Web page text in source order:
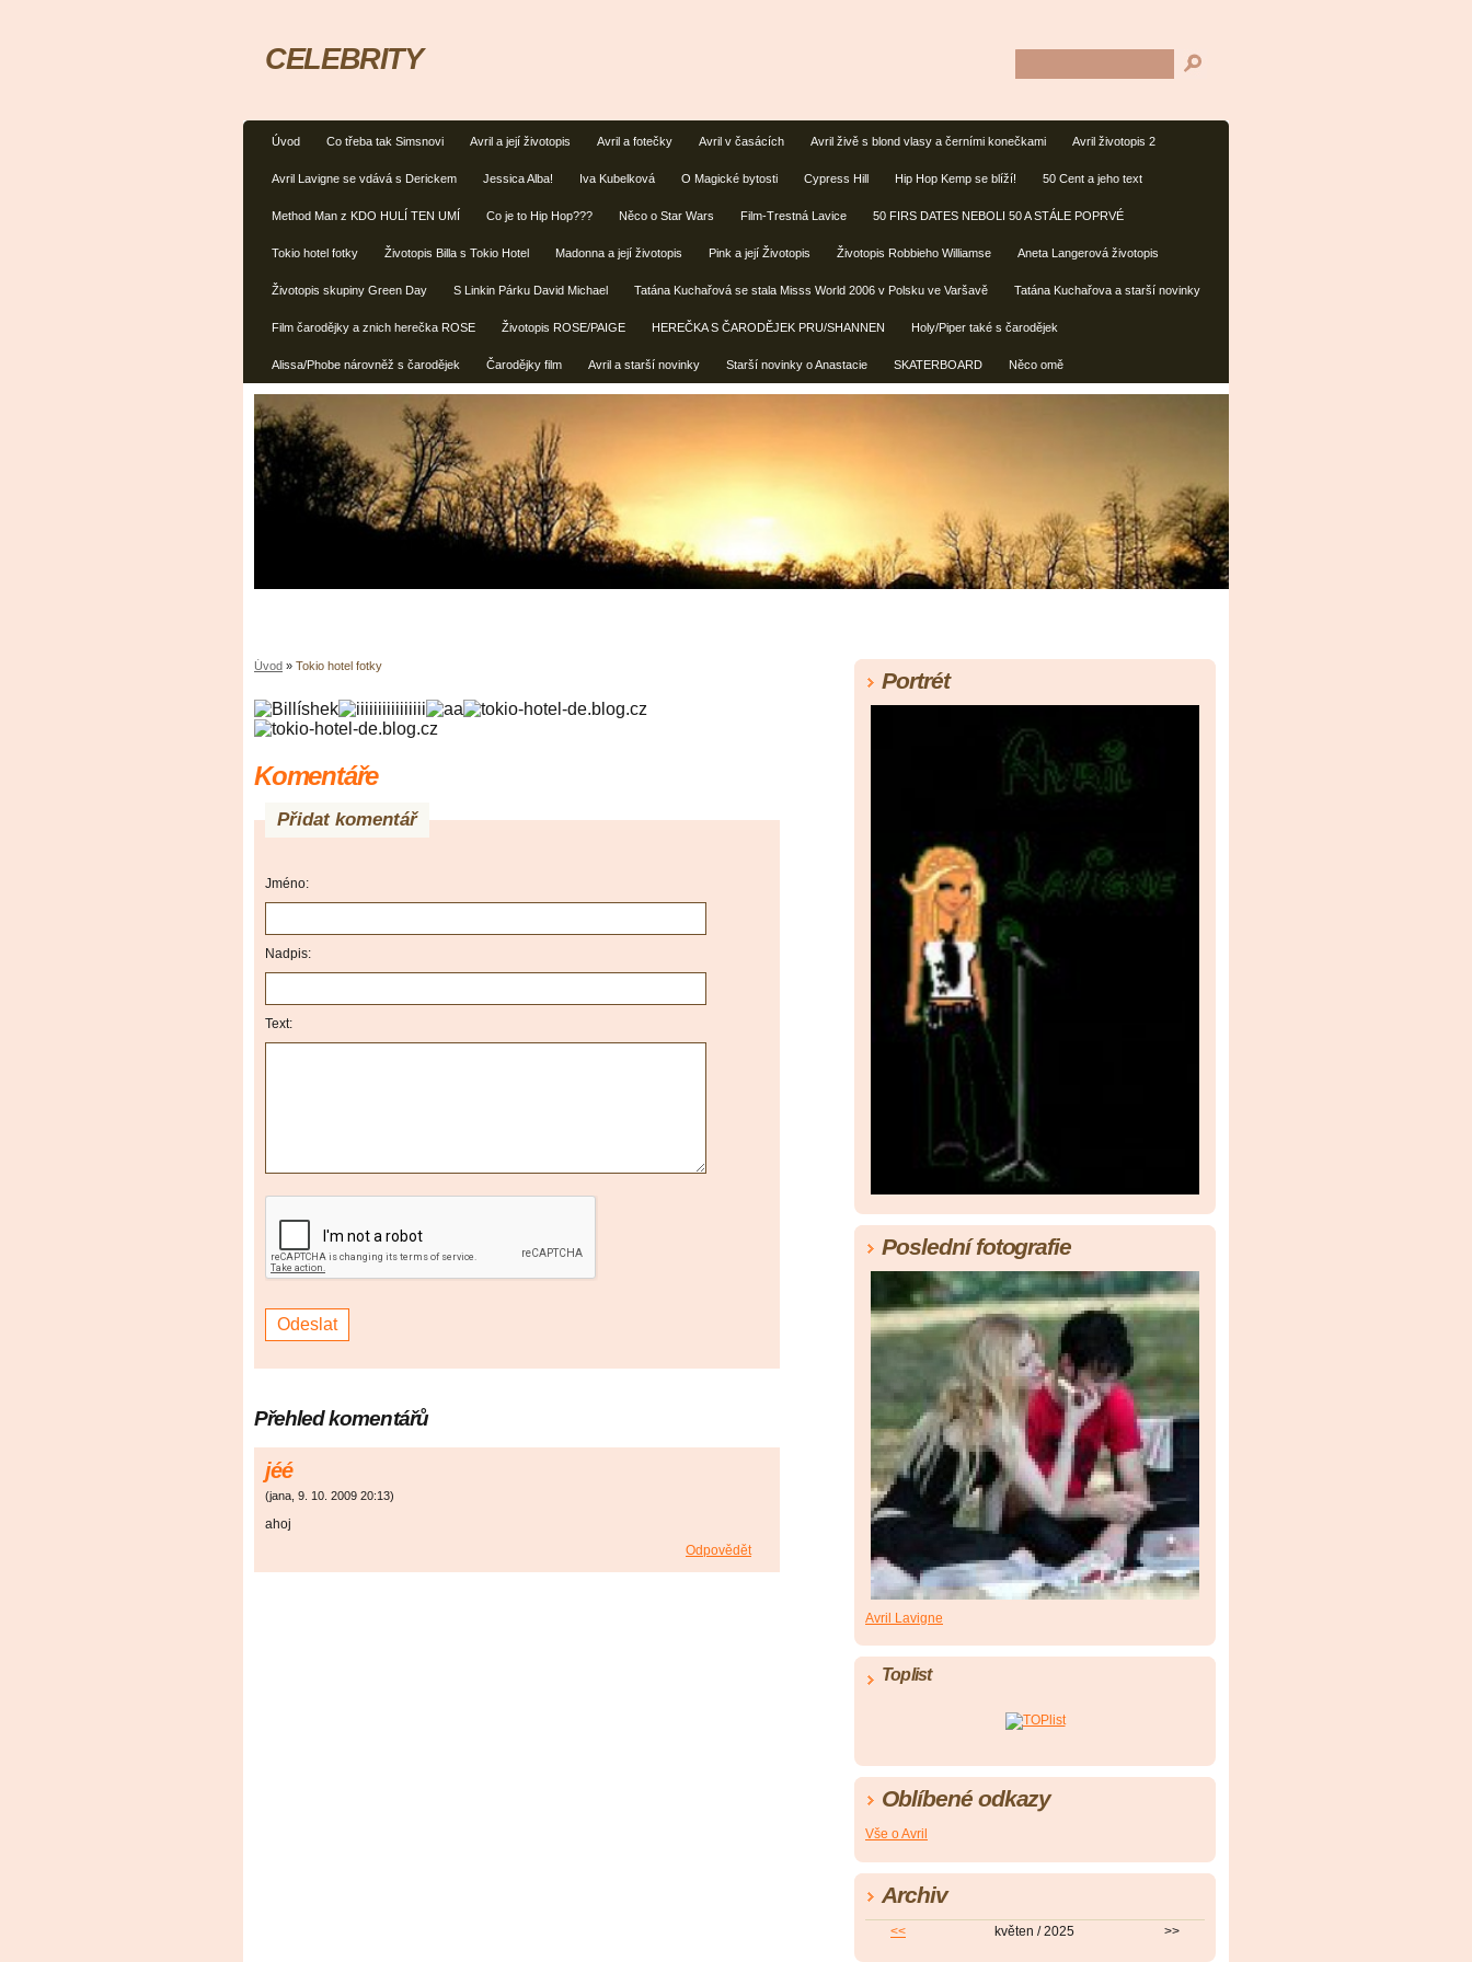
Úvod Co třeba tak Simsnovi Avril a její životopis Avril a fotečky Avril v časácích Avril živě s blond vlasy a černími konečkami Avril životopis 2
Avril Lavigne se vdává s Derickem Jessica Alba! Iva Kubelková O Magické bytosti Cypress Hill Hip Hop Kemp se blíží! 50 Cent a jeho text
Method Man z KDO HULÍ TEN UMÍ Co je to Hip Hop??? Něco o Star Wars Film-Trestná Lavice 50 FIRS DATES NEBOLI 50 A STÁLE POPRVÉ
Tokio hotel fotky Životopis Billa s Tokio Hotel Madonna a její životopis Pink a její Životopis Životopis Robbieho Williamse Aneta Langerová životopis
Životopis skupiny Green Day S Linkin Párku David Michael Tatána Kuchařová se stala Misss World 2006 v Polsku ve Varšavě Tatána Kuchařova a starší novinky
Film čarodějky a znich herečka ROSE Životopis ROSE/PAIGE HEREČKA S ČARODĚJEK PRU/SHANNEN Holy/Piper také s čarodějek
Alissa/Phobe nárovněž s čarodějek Čarodějky film Avril a starší novinky Starší novinky o Anastacie SKATERBOARD Něco omě
CELEBRITY
Úvod » Tokio hotel fotky
Komentáře
Přidat komentář
Jméno:
Nadpis:
Text:
Přehled komentářů
jéé
(jana 9. 10. 2009 20:13)
ahoj
Odpovědět
Portrét
Poslední fotografie
Avril Lavigne
Toplist
Oblíbené odkazy
Vše o Avril
Archiv
<< květen / 2025 >>